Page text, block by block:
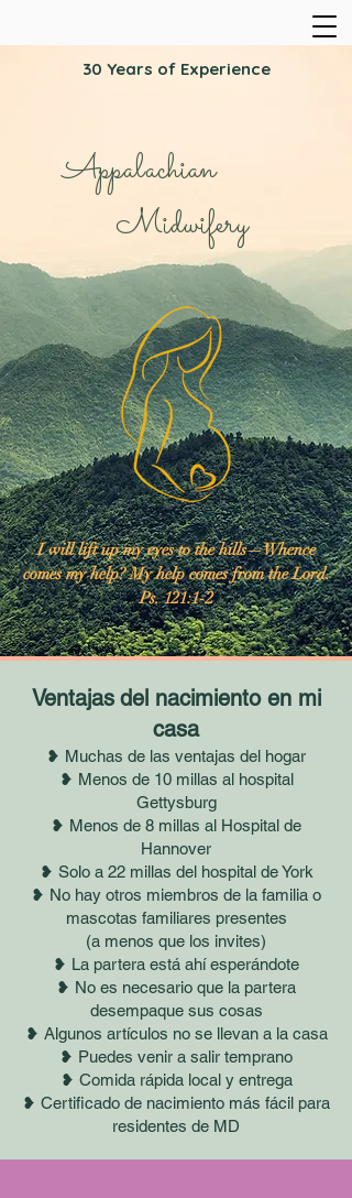
Appalachian
Midwifery
I will lift up my eyes to the hills—Whence
comes my help? My help comes from the Lord.
Ps. 121:1-2
30 Years of Experience
Ventajas del nacimiento en mi
casa
❥ Muchas de las ventajas del hogar
❥ Menos de 10 millas al hospital
Gettysburg
❥ Menos de 8 millas al Hospital de
Hannover
❥ Solo a 22 millas del hospital de York
❥ No hay otros miembros de la familia o
mascotas familiares presentes
(a menos que los invites)
❥ La partera está ahí esperándote
❥ No es necesario que la partera
desempaque sus cosas
❥ Algunos artículos no se llevan a la casa
❥ Puedes venir a salir temprano
❥ Comida rápida local y entrega
❥ Certificado de nacimiento más fácil para
residentes de MD